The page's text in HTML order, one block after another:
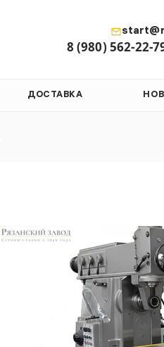
8 (980) 562-22-
ДОСТАВКА